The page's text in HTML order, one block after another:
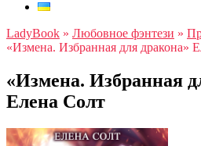
LadyBook » Любовное фэнтези »
«Измена. Избранная для дракона»
«Измена. Избранная
Елена Солт